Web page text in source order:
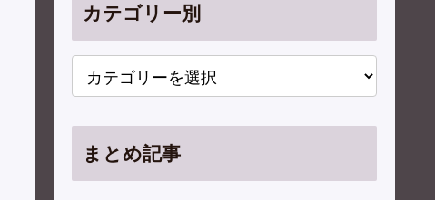
カテゴリー別
まとめ記事